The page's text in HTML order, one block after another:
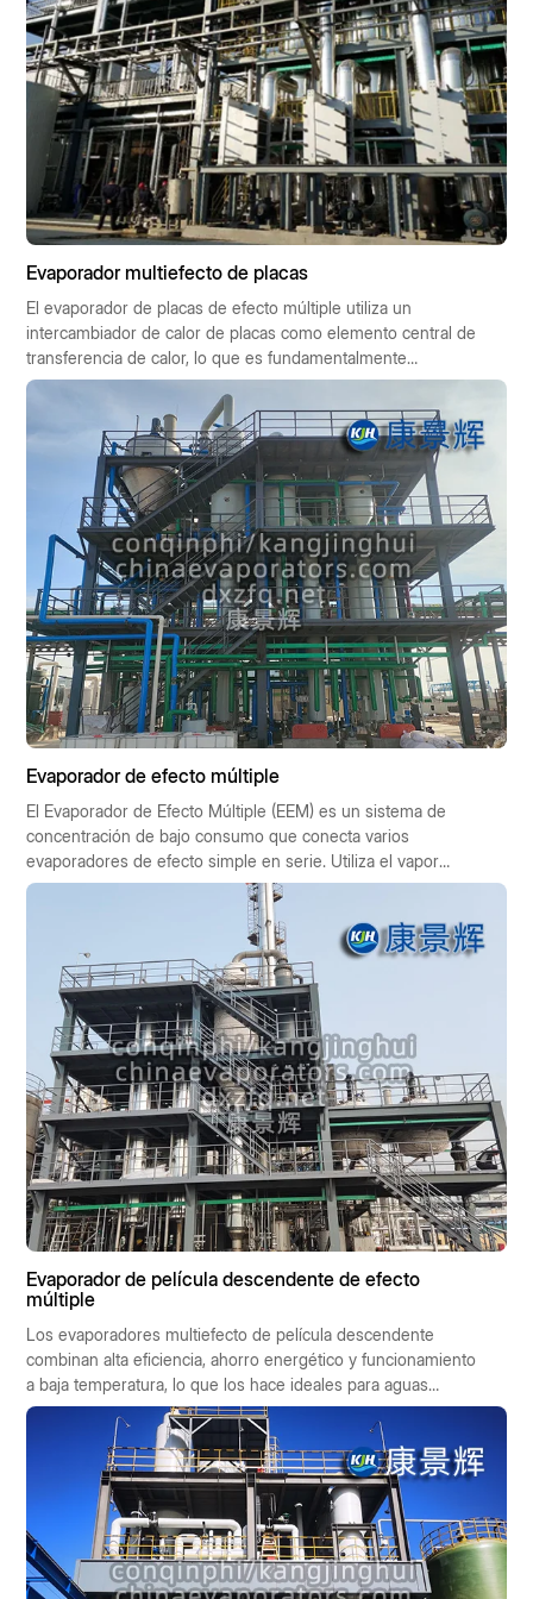
Evaporador multiefecto de placas
El evaporador de placas de efecto múltiple utiliza un
intercambiador de calor de placas como elemento central de
transferencia de calor, lo que es fundamentalmente
diferente del evaporador tubular tradicional.
Evaporador de efecto múltiple
El Evaporador de Efecto Múltiple (EEM) es un sistema de
concentración de bajo consumo que conecta varios
evaporadores de efecto simple en serie. Utiliza el vapor
secundario generado en la etapa anterior (preefecto) para
impulsar la siguiente (subefecto), lo que permite reutilizar 1
kg de vapor fresco varias veces, multiplicando así la
capacidad de evaporación. Este artículo ofrece una visión
general sistemática desde siete puntos de vista: principio,
tipo de proceso, composición estructural, indicadores de
rendimiento, áreas de aplicación, ventajas y desventajas, y
criterios de selección.
Evaporador de película descendente de efecto
múltiple
Los evaporadores multiefecto de película descendente
combinan alta eficiencia, ahorro energético y funcionamiento
a baja temperatura, lo que los hace ideales para aguas
residuales de alta salinidad, industrias alimentarias y
farmacéuticas. Facilitan la recuperación de recursos y un
funcionamiento con bajas emisiones de carbono, lo que los
convierte en la solución preferida para las tecnologías de
concentración industrial.